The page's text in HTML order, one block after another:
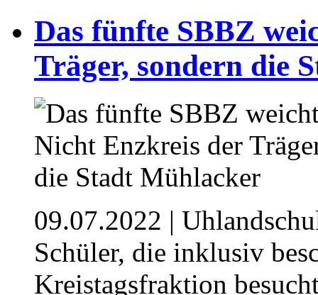
Das fünfte SBBZ
Träger, sondern die
09.07.2022 |
Schüler, die inklusiv
Kreistagsfraktion